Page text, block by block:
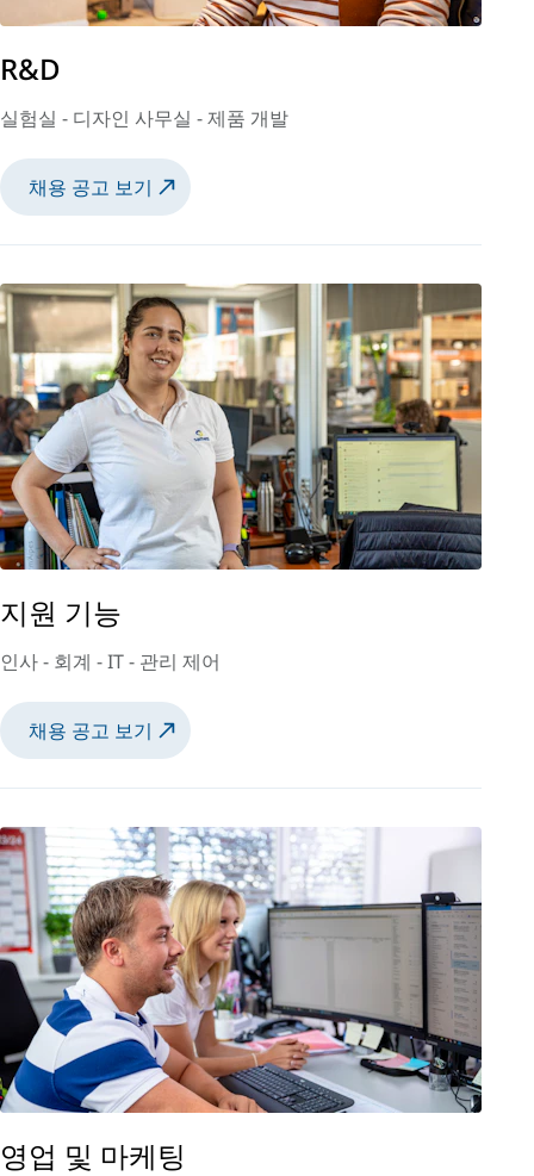
R&D
실험실 - 디자인 사무실 - 제품 개발
채용 공고 보기
지원 기능
인사 - 회계 - IT - 관리 제어
채용 공고 보기
영업 및 마케팅